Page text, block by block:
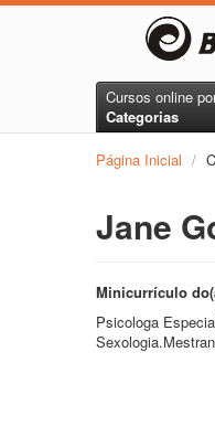
Cursos online
Categorias
Página Inicial /
Jane
Minicurrículo
Psicologa